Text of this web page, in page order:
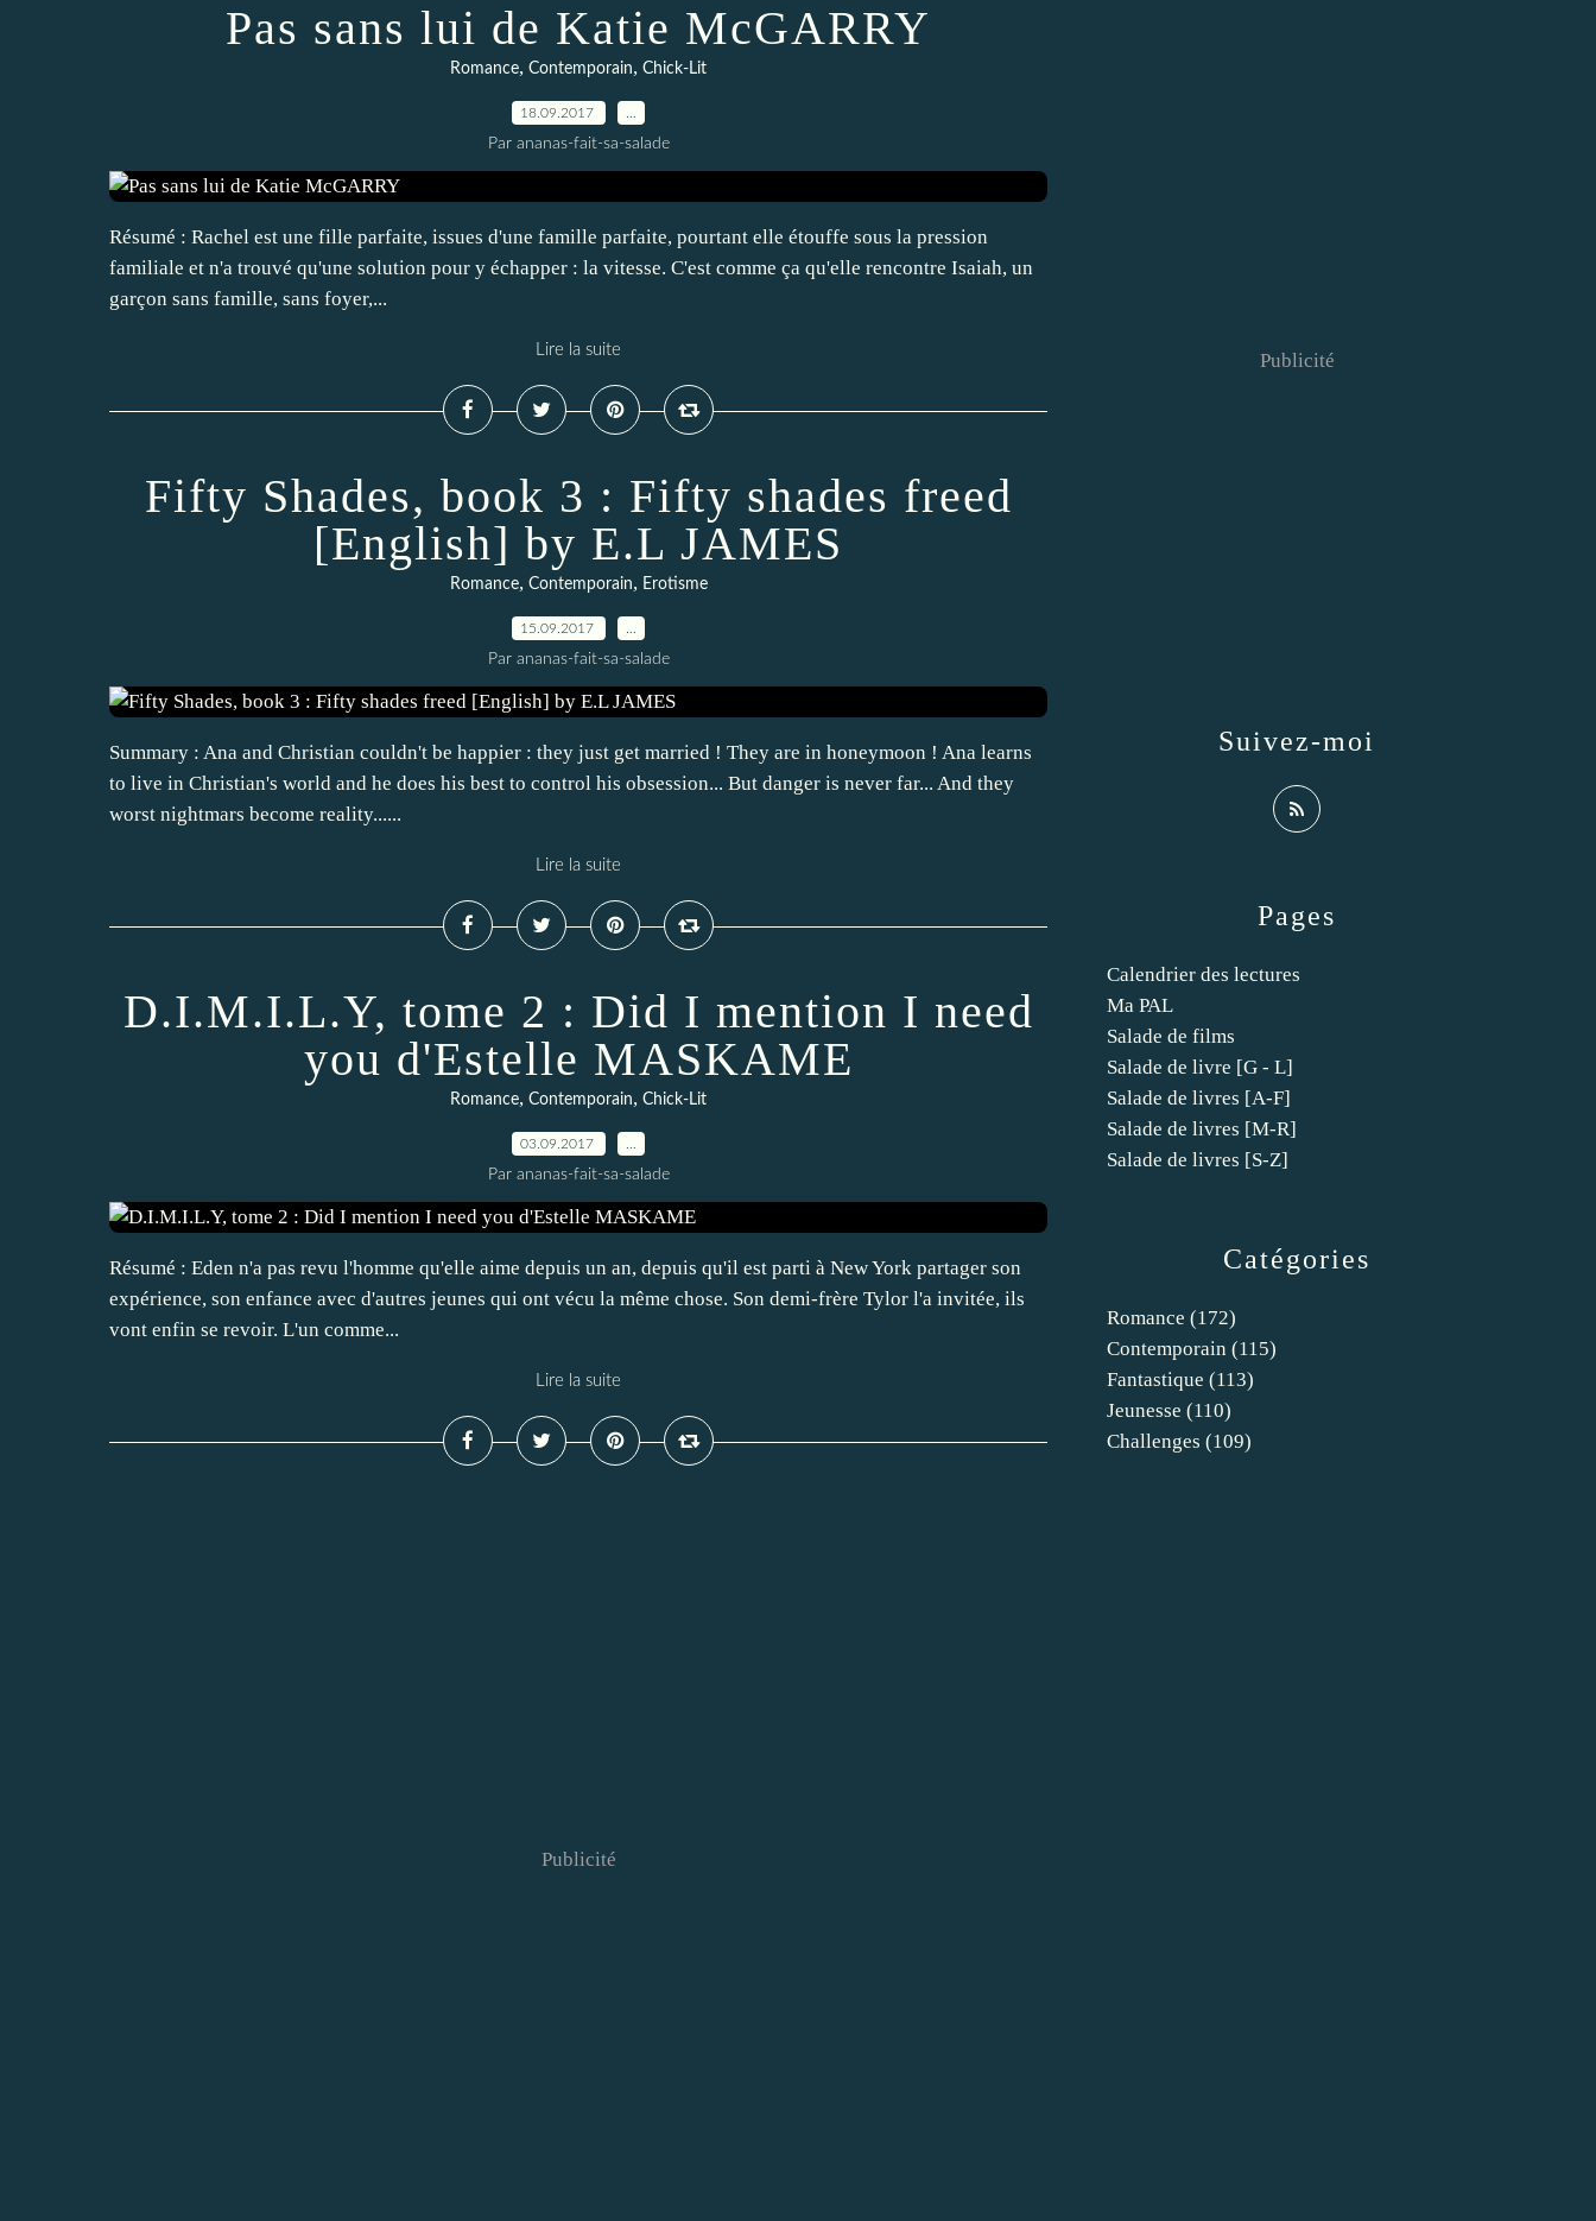
Pas sans lui de Katie McGARRY
Romance, Contemporain, Chick-Lit
18.09.2017
Par ananas-fait-sa-salade
Résumé : Rachel est une fille parfaite, issues d'une famille parfaite, pourtant elle étouffe sous la pression
familiale et n'a trouvé qu'une solution pour y échapper : la vitesse. C'est comme ça qu'elle rencontre Isaiah, un
garçon sans famille, sans foyer,...
Lire la suite
Fifty Shades, book 3 : Fifty shades freed
[English] by E.L JAMES
Romance, Contemporain, Erotisme
15.09.2017
Par ananas-fait-sa-salade
Summary : Ana and Christian couldn't be happier : they just get married ! They are in honeymoon ! Ana learns
to live in Christian's world and he does his best to control his obsession... But danger is never far... And they
worst nightmars become reality......
Lire la suite
D.I.M.I.L.Y, tome 2 : Did I mention I need
you d'Estelle MASKAME
Romance, Contemporain, Chick-Lit
03.09.2017
Par ananas-fait-sa-salade
Résumé : Eden n'a pas revu l'homme qu'elle aime depuis un an, depuis qu'il est parti à New York partager son
expérience, son enfance avec d'autres jeunes qui ont vécu la même chose. Son demi-frère Tylor l'a invitée, ils
vont enfin se revoir. L'un comme...
Lire la suite
Publicité
Catégories
Romance (172)
Contemporain (115)
Fantastique (113)
Jeunesse (110)
Challenges (109)
Pages
Calendrier des lectures
Ma PAL
Salade de films
Salade de livre [G - L]
Salade de livres [A-F]
Salade de livres [M-R]
Salade de livres [S-Z]
Suivez-moi
Publicité